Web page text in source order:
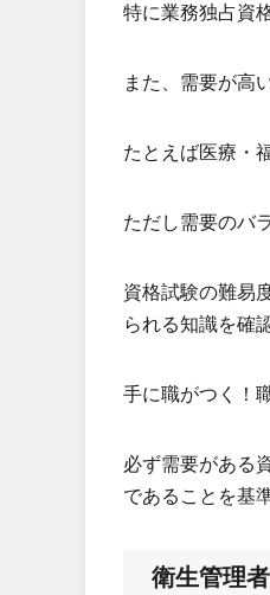
特に業務独占資
また、需要が高
たとえば医療・
ただし需要のバ
資格試験の難易
られる知識を確
手に職がつく！
必ず需要がある
であることを基
衛生管理者